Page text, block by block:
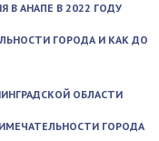
В АНАПЕ В 2022 ГОДУ
ГОРОДА И КАК ДО
ОБЛАСТИ
ГОРОДА